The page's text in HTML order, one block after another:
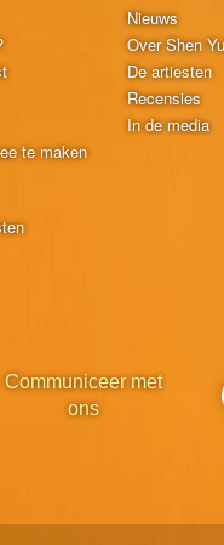
te maken
Nieuws
Over Shen
De artiesten
Recensies
In de media
Communiceer met
ons